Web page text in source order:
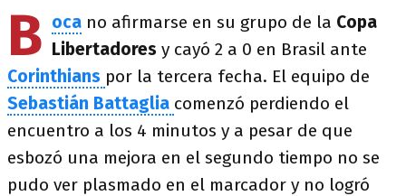
B oca no afirmarse en su grupo de la Copa
Libertadores y cayó 2 a 0 en Brasil ante
Corinthians por la tercera fecha. El equipo de
Sebastián Battaglia comenzó perdiendo el
encuentro a los 4 minutos y a pesar de que
esbozó una mejora en el segundo tiempo no se
pudo ver plasmado en el marcador y no logró